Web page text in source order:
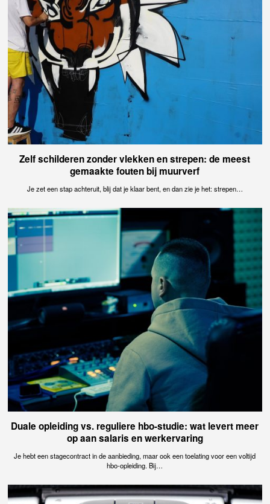
Zelf schilderen zonder vlekken en strepen: de meest
gemaakte fouten bij muurverf
Je zet een stap achteruit, blij dat je klaar bent, en dan zie je het: strepen…
Duale opleiding vs. reguliere hbo-studie: wat levert meer
op aan salaris en werkervaring
Je hebt een stagecontract in de aanbieding, maar ook een toelating voor een voltijd
hbo-opleiding. Bij…